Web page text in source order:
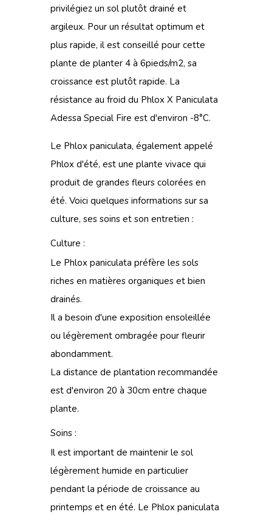
privilégiez un sol plutôt drainé et
argileux. Pour un résultat optimum et
plus rapide, il est conseillé pour cette
plante de planter 4 à 6pieds/m2, sa
croissance est plutôt rapide. La
résistance au froid du Phlox X Paniculata
Adessa Special Fire est d'environ -8°C.
Le Phlox paniculata, également appelé
Phlox d'été, est une plante vivace qui
produit de grandes fleurs colorées en
été. Voici quelques informations sur sa
culture, ses soins et son entretien :
Culture :
Le Phlox paniculata préfère les sols
riches en matières organiques et bien
drainés.
Il a besoin d'une exposition ensoleillée
ou légèrement ombragée pour fleurir
abondamment.
La distance de plantation recommandée
est d'environ 20 à 30cm entre chaque
plante.
Soins :
Il est important de maintenir le sol
légèrement humide en particulier
pendant la période de croissance au
printemps et en été. Le Phlox paniculata